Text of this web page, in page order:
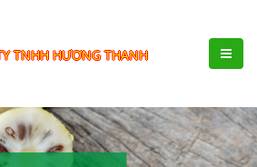
TNHH HƯƠNG THANH